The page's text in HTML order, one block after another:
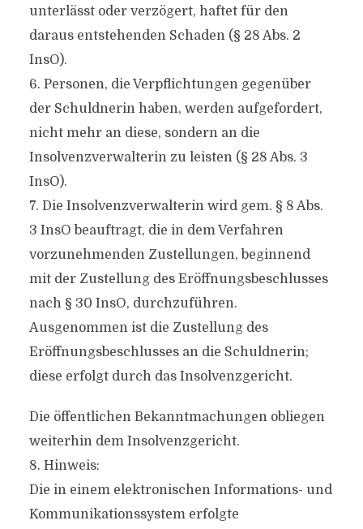
unterlässt oder verzögert, haftet für den
daraus entstehenden Schaden (§ 28 Abs. 2
InsO).
6. Personen, die Verpflichtungen gegenüber
der Schuldnerin haben, werden aufgefordert,
nicht mehr an diese, sondern an die
Insolvenzverwalterin zu leisten (§ 28 Abs. 3
InsO).
7. Die Insolvenzverwalterin wird gem. § 8 Abs.
3 InsO beauftragt, die in dem Verfahren
vorzunehmenden Zustellungen, beginnend
mit der Zustellung des Eröffnungsbeschlusses
nach § 30 InsO, durchzuführen.
Ausgenommen ist die Zustellung des
Eröffnungsbeschlusses an die Schuldnerin;
diese erfolgt durch das Insolvenzgericht.
Die öffentlichen Bekanntmachungen obliegen
weiterhin dem Insolvenzgericht.
8. Hinweis:
Die in einem elektronischen Informations- und
Kommunikationssystem erfolgte